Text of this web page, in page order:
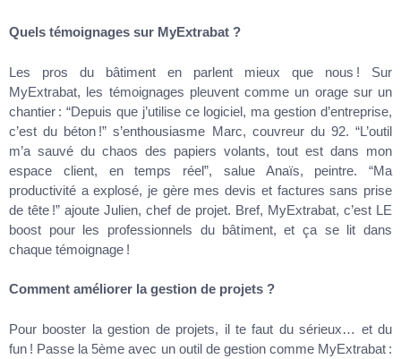
Quels témoignages sur MyExtrabat ?
Les pros du bâtiment en parlent mieux que nous ! Sur
MyExtrabat, les témoignages pleuvent comme un orage sur un
chantier : “Depuis que j’utilise ce logiciel, ma gestion d’entreprise,
c’est du béton !” s’enthousiasme Marc, couvreur du 92. “L’outil
m’a sauvé du chaos des papiers volants, tout est dans mon
espace client, en temps réel”, salue Anaïs, peintre. “Ma
productivité a explosé, je gère mes devis et factures sans prise
de tête !” ajoute Julien, chef de projet. Bref, MyExtrabat, c’est LE
boost pour les professionnels du bâtiment, et ça se lit dans
chaque témoignage !
Comment améliorer la gestion de projets ?
Pour booster la gestion de projets, il te faut du sérieux… et du
fun ! Passe la 5ème avec un outil de gestion comme MyExtrabat :